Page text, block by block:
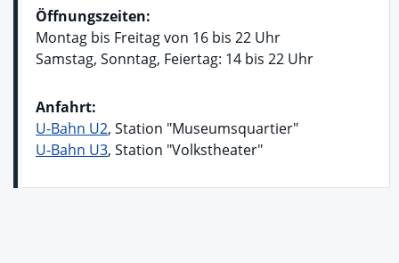
Öffnungszeiten:
Montag bis Freitag von 16 bis 22 Uhr
Samstag, Sonntag, Feiertag: 14 bis 22 Uhr
Anfahrt:
U-Bahn U2, Station "Museumsquartier"
U-Bahn U3, Station "Volkstheater"